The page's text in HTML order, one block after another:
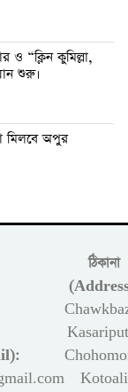
ও “ক্লিন কুমিল্লা,
শুরু।
মিলবে অপুর
ঠিকানা
Kotoali